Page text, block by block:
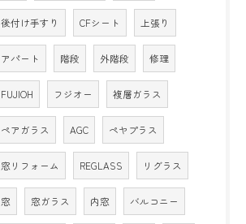
後付け手すり CFシート 上張り
アパート 階段 外階段 修理
FUJIOH フジオー 複層ガラス
ペアガラス AGC ペヤプラス
窓リフォーム REGLASS リグラス
窓 窓ガラス 内窓 バルコニー